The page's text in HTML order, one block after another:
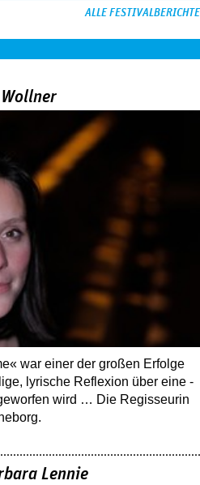
ALLE FESTIVALBERICHTE
war einer der großen Erfolge
lyrische Reflexion über eine
wird … Die Regisseurin
Lennie